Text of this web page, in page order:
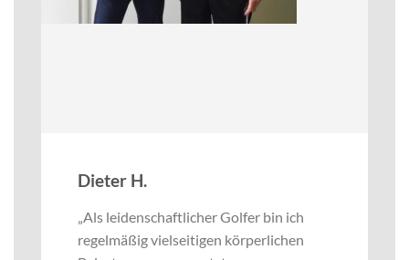
Dieter H.
„Als leidenschaftlicher Golfer bin ich
regelmäßig vielseitigen körperlichen